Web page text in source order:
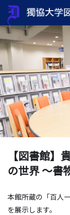
【図書館】
の世界 ～書
本館所蔵の「百人
を展示します。